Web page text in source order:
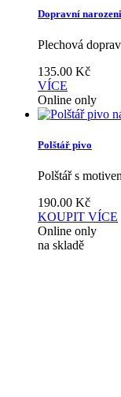
Dopravní
Plechová
135.00 Kč
VÍCE
Online only
Polštář pivo
Polštář s
190.00 Kč
KOUPIT VÍCE
Online only
na skladě